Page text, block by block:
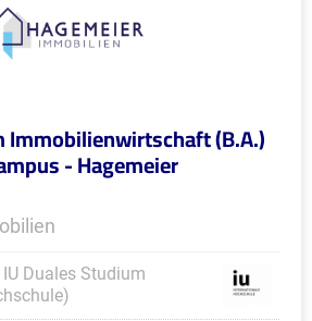
Immobilienwirtschaft (B.A.)
- Hagemeier
Duales Studium